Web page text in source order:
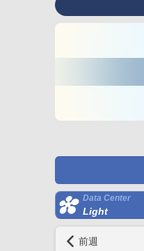
Data Center
Light
前週